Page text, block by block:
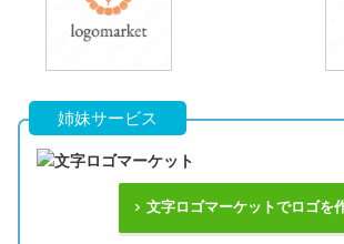
姉妹サービス
文字ロゴマーケットでロゴを